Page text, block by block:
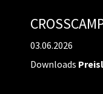
03.06.2026
Downloads